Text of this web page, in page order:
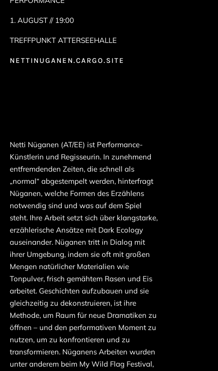
1. AUGUST // 19:00
TREFFPUNKT ATTERSEEHALLE
NETTINUGANEN.CARGO.SITE
Netti Nüganen (AT/EE) ist Performance-
Künstlerin und Regisseurin. In zunehmend
entfremdenden Zeiten, die schnell als
„normal“ abgestempelt werden, hinterfragt
Nüganen, welche Formen des Erzählens
notwendig sind und was auf dem Spiel
steht. Ihre Arbeit setzt sich über klangstarke,
erzählerische Ansätze mit Dark Ecology
auseinander. Nüganen tritt in Dialog mit
ihrer Umgebung, indem sie oft mit großen
Mengen natürlicher Materialien wie
Tonpulver, frisch gemähtem Rasen und Eis
arbeitet. Geschichten aufzubauen und sie
gleichzeitig zu dekonstruieren, ist ihre
Methode, um Raum für neue Dramatiken zu
öffnen – und den performativen Moment zu
nutzen, um zu konfrontieren und zu
transformieren. Nüganens Arbeiten wurden
unter anderem beim My Wild Flag Festival,